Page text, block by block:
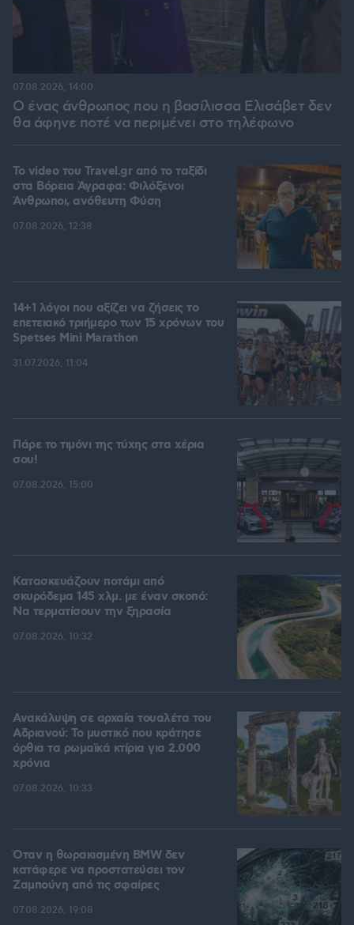
Ο ένας άνθρωπος που η βασίλισσα Ελισάβετ δεν
θα άφηνε ποτέ να περιμένει στο τηλέφωνο
07.08.2026, 14:00
To video του Travel.gr από το ταξίδι
στα Βόρεια Άγραφα: Φιλόξενοι
Άνθρωποι, ανόθευτη Φύση
07.08.2026, 12:38
14+1 λόγοι που αξίζει να ζήσεις το
επετειακό τριήμερο των 15 χρόνων του
Spetses Mini Marathon
31.07.2026, 11:04
Πάρε το τιμόνι της τύχης στα χέρια
σου!
07.08.2026, 15:00
Κατασκευάζουν ποτάμι από
σκυρόδεμα 145 χλμ. με έναν σκοπό:
Να τερματίσουν την ξηρασία
07.08.2026, 10:32
Ανακάλυψη σε αρχαία τουαλέτα του
Αδριανού: Το μυστικό που κράτησε
όρθια τα ρωμαϊκά κτίρια για 2.000
χρόνια
07.08.2026, 10:33
Όταν η θωρακισμένη BMW δεν
κατάφερε να προστατεύσει τον
Ζαμπούνη από τις σφαίρες
07.08.2026, 19:08